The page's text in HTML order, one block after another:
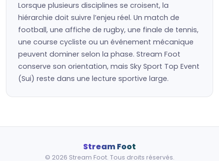
Lorsque plusieurs disciplines se croisent, la
hiérarchie doit suivre l’enjeu réel. Un match de
football, une affiche de rugby, une finale de tennis,
une course cycliste ou un événement mécanique
peuvent dominer selon la phase. Stream Foot
conserve son orientation, mais Sky Sport Top Event
(Sui) reste dans une lecture sportive large.
Stream Foot
© 2026 Stream Foot. Tous droits réservés.